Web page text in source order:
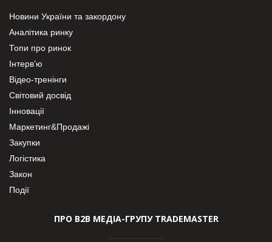
Новини України та закордону
Аналітика ринку
Топи про ринок
Інтерв’ю
Відео-тренінги
Світовий досвід
Інновації
Маркетинг&Продажі
Закупки
Логістика
Закон
Події
ПРО В2В МЕДІА-ГРУПУ TRADEMASTER